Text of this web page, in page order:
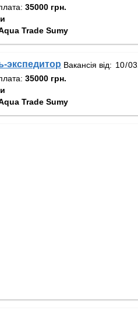
35000 грн.
Trade Sumy
экспедитор Вакансія від:
35000 грн.
Trade Sumy